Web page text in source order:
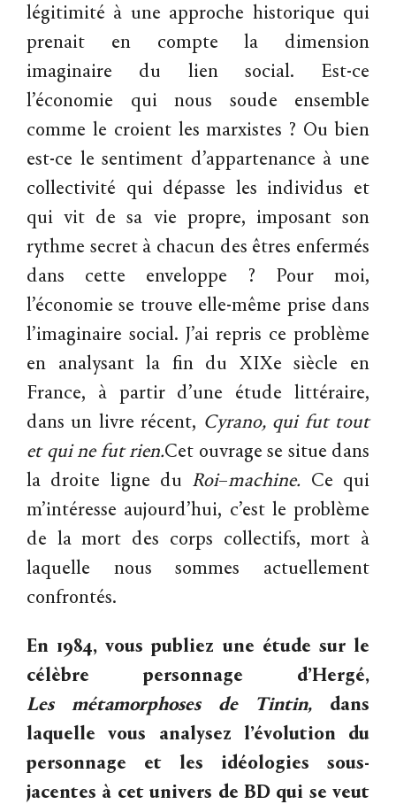
légitimité à une approche historique qui
prenait en compte la dimension
imaginaire du lien social. Est-ce
l’économie qui nous soude ensemble
comme le croient les marxistes ? Ou bien
est-ce le sentiment d’appartenance à une
collectivité qui dépasse les individus et
qui vit de sa vie propre, imposant son
rythme secret à chacun des êtres enfermés
dans cette enveloppe ? Pour moi,
l’économie se trouve elle-même prise dans
l’imaginaire social. J’ai repris ce problème
en analysant la fin du XIXe siècle en
France, à partir d’une étude littéraire,
dans un livre récent, Cyrano, qui fut tout
et qui ne fut rien.Cet ouvrage se situe dans
la droite ligne du Roi–machine. Ce qui
m’intéresse aujourd’hui, c’est le problème
de la mort des corps collectifs, mort à
laquelle nous sommes actuellement
confrontés.
En 1984, vous publiez une étude sur le
célèbre personnage d’Hergé,
Les métamorphoses de Tintin, dans
laquelle vous analysez l’évolution du
personnage et les idéologies sous-
jacentes à cet univers de BD qui se veut